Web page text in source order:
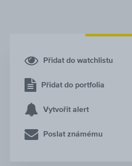
Přidat do watchlistu
Přidat do portfolia
Vytvořit alert
Poslat známému